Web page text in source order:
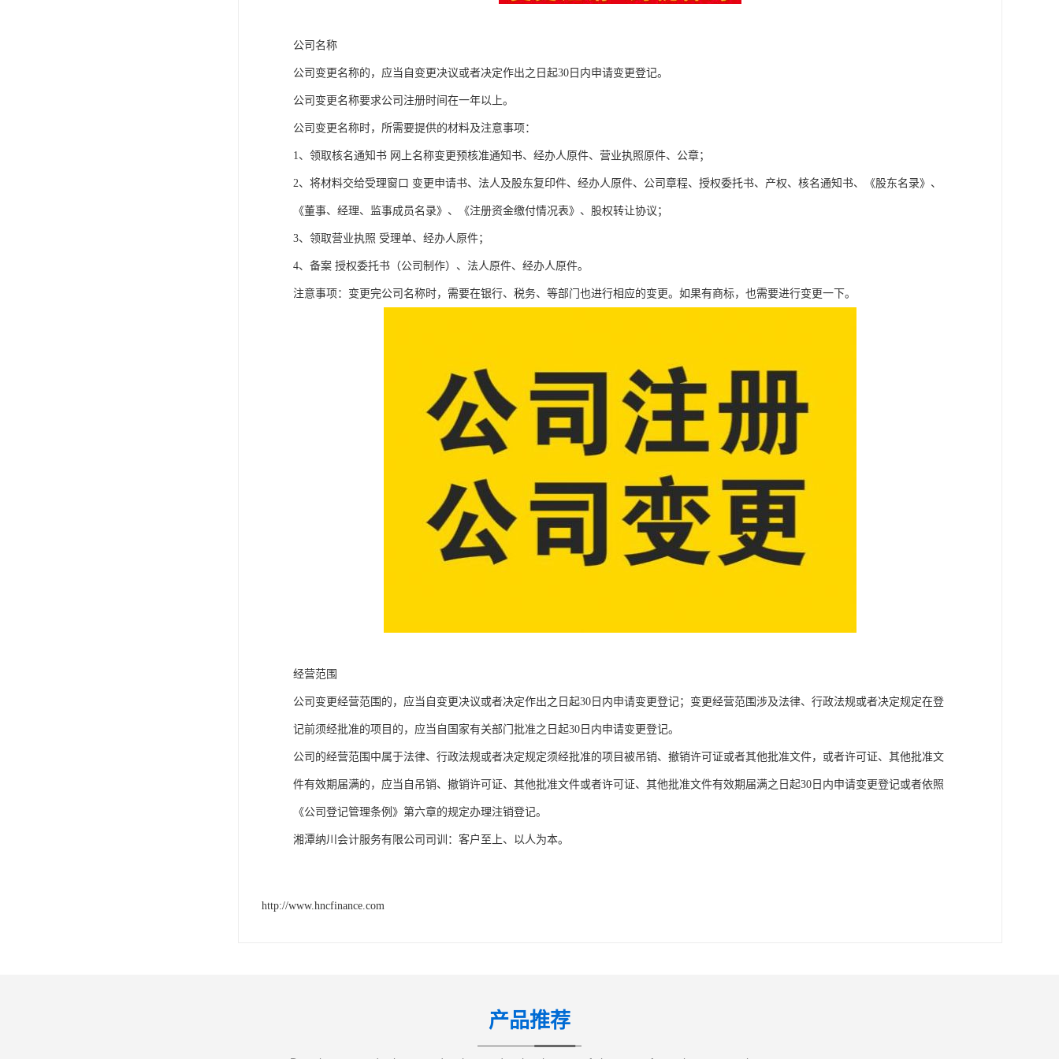
公司名称
公司变更名称的，应当自变更决议或者决定作出之日起30日内申请变更登记。
公司变更名称要求公司注册时间在一年以上。
公司变更名称时，所需要提供的材料及注意事项：
1、领取核名通知书 网上名称变更预核准通知书、经办人原件、营业执照原件、公章；
2、将材料交给受理窗口 变更申请书、法人及股东复印件、经办人原件、公司章程、授权委托书、产权、核名通知书、《股东名录》、
《董事、经理、监事成员名录》、《注册资金缴付情况表》、股权转让协议；
3、领取营业执照 受理单、经办人原件；
4、备案 授权委托书（公司制作）、法人原件、经办人原件。
注意事项：变更完公司名称时，需要在银行、税务、等部门也进行相应的变更。如果有商标，也需要进行变更一下。
经营范围
公司变更经营范围的，应当自变更决议或者决定作出之日起30日内申请变更登记；变更经营范围涉及法律、行政法规或者决定规定在登
记前须经批准的项目的，应当自国家有关部门批准之日起30日内申请变更登记。
公司的经营范围中属于法律、行政法规或者决定规定须经批准的项目被吊销、撤销许可证或者其他批准文件，或者许可证、其他批准文
件有效期届满的，应当自吊销、撤销许可证、其他批准文件或者许可证、其他批准文件有效期届满之日起30日内申请变更登记或者依照
《公司登记管理条例》第六章的规定办理注销登记。
湘潭纳川会计服务有限公司司训：客户至上、以人为本。
http://www.hncfinance.com
产品推荐